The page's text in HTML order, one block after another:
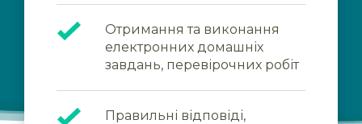
Отримання та виконання
електронних домашніх
завдань, перевірочних робіт
Правильні відповіді,